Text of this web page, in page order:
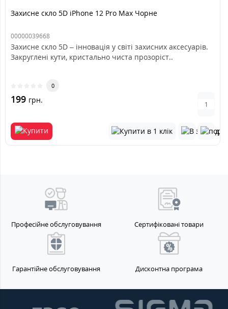
Захисне скло 5D iPhone 12 Pro Max Чорне
00000039668
Захисне скло 5D – інновація у світі захисних аксесуарів.
Закруглені кути, кристально чиста прозоріст..
0
199 грн.
Професійне обслуговування Сертифіковані товари
Гарантійне обслуговування Дисконтна програма